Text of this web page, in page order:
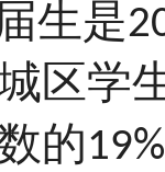
生是
区学
的19%